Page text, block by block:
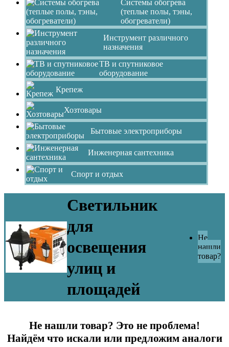
Системы обогрева
(теплые полы, тэны,
обогреватели)
Инструмент различного
назначения
ТВ и спутниковое
оборудование
Крепеж
Хозтовары
Бытовые электроприборы
Инженерная сантехника
Спорт и отдых
Светильник
для
освещения
улиц и
площадей
Не
нашли
товар?
Не нашли товар? Это не проблема!
Найдём что искали или предложим аналоги